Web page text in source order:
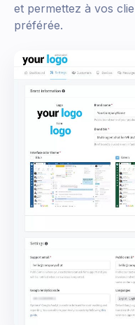
et permettez à vos
préférée.